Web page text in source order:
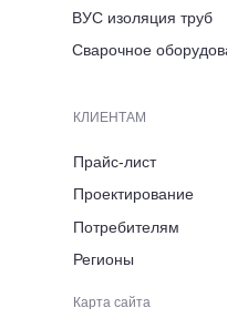
ПН-ПТ 8:00-17:00
Прайс-лист
Проектирование
Потребителям
Регионы
Карта сайта
КЛИЕНТАМ
ВУС изоляция труб
Сварочное